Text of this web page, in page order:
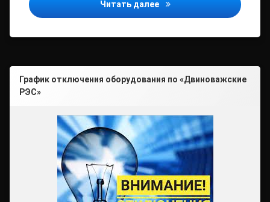
Читать далее Стартап из
График отключения оборудования по «Двиноважские
РЭС»